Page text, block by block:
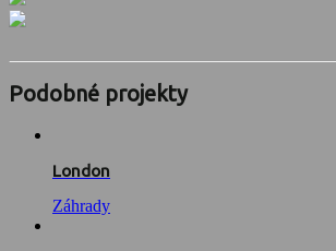
Podobné projekty
London
Záhrady